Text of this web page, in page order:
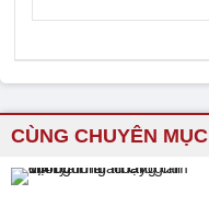
CÙNG CHUYÊN MỤC